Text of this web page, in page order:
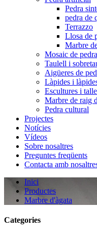
Pedra
pedra de
Terrazzo
Llosa de
Marbre
Mosaic de pedra
Taulell i
Aigüeres de
Làpides i
Escultures i
Marbre de raig
Pedra cultural
Projectes
Notícies
Vídeos
Sobre nosaltres
Preguntes freqüents
Contacta amb
Inici
Productes
Marbre d'àgata
Categories